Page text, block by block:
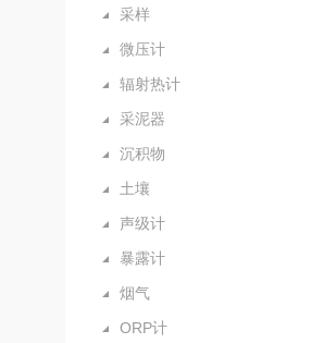
采样
微压计
辐射热计
采泥器
沉积物
土壤
声级计
暴露计
烟气
ORP计